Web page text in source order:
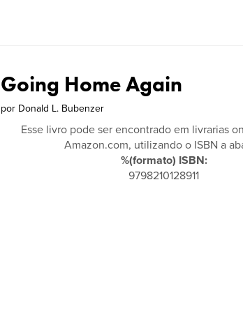
Going Home Again
por Donald L. Bubenzer
Esse livro pode ser encontrado em livrarias
Amazon.com, utilizando o ISBN a
%(formato) ISBN:
9798210128911